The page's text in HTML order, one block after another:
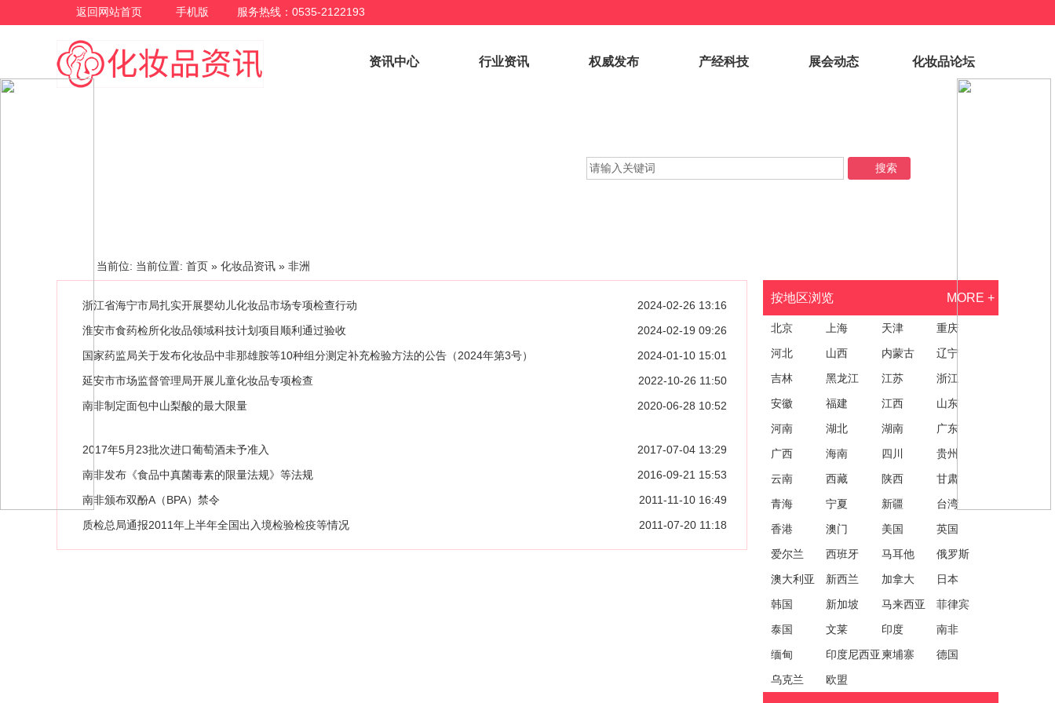
返回网站首页 手机版 服务热线：0535-2122193
资讯中心 行业资讯 权威发布 产经科技 展会动态 化妆品论坛
当前位: 当前位置: 首页 » 化妆品资讯 » 非洲
2024-02-26 13:16
浙江省海宁市局扎实开展婴幼儿化妆品市场专项检查行动
2024-02-19 09:26
淮安市食药检所化妆品领域科技计划项目顺利通过验收
2024-01-10 15:01
国家药监局关于发布化妆品中非那雄胺等10种组分测定补充检验方法的公告（2024年第3号）
2022-10-26 11:50
延安市市场监督管理局开展儿童化妆品专项检查
2020-06-28 10:52
南非制定面包中山梨酸的最大限量
2017-07-04 13:29
2017年5月23批次进口葡萄酒未予准入
2016-09-21 15:53
南非发布《食品中真菌毒素的限量法规》等法规
2011-11-10 16:49
南非颁布双酚A（BPA）禁令
2011-07-20 11:18
质检总局通报2011年上半年全国出入境检验检疫等情况
按地区浏览 MORE +
北京 上海 天津
重庆
河北
山西 内蒙古
辽宁
吉林
黑龙江 江苏
浙江
安徽
福建 江西
山东
河南
湖北 湖南
广东
广西
海南 四川
贵州
云南
西藏 陕西
甘肃
青海
宁夏 新疆
台湾
香港
澳门 美国
英国
爱尔兰
西班牙 马耳他
俄罗斯
澳大利亚
新西兰 加拿大
日本
韩国
新加坡 马来西亚
菲律宾
泰国
文莱 印度
南非
缅甸
印度尼西亚柬埔寨
德国
乌克兰
欧盟